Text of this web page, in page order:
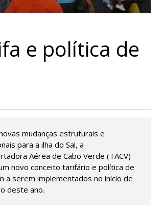
e política de
mudanças estruturais e
para a ilha do Sal, a
Aérea de Cabo Verde (TACV)
novo conceito tarifário e política de
a serem implementados no início de
deste ano.